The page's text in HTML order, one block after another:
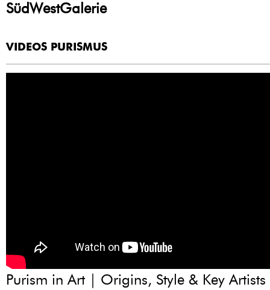
SüdWestGalerie
VIDEOS PURISMUS
Purism in Art | Origins, Style & Key